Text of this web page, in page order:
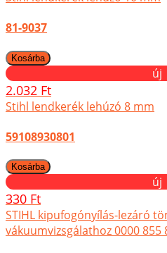
81-9037
új
2.032 Ft
Stihl lendkerék lehúzó 8 mm
59108930801
új
330 Ft
STIHL kipufogónyílás-lezáró
vákuumvizsgálathoz 0000 855